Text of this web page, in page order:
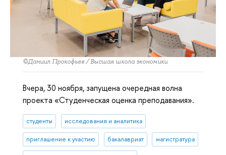
©Даниил Прокофьев / Высшая школа экономики
Вчера, 30 ноября, запущена очередная волна
проекта «Студенческая оценка преподавания».
студенты исследования и аналитика
приглашение к участию бакалавриат магистратура